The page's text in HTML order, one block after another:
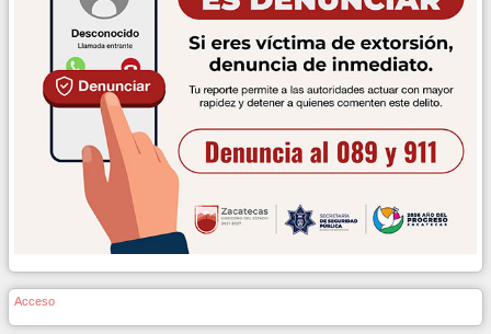
Acceso